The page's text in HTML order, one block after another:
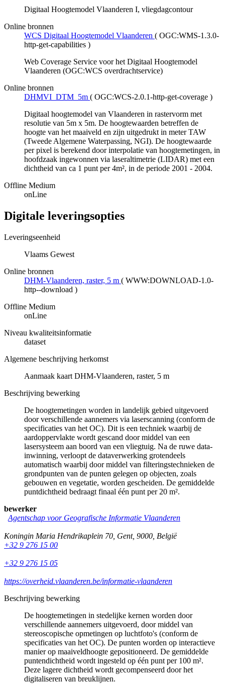
Digitaal Hoogtemodel Vlaanderen I, vliegdagcontour
Online bronnen
WCS Digitaal Hoogtemodel Vlaanderen ( OGC:WMS-1.3.0-
http-get-capabilities )
Web Coverage Service voor het Digitaal Hoogtemodel
Vlaanderen (OGC:WCS overdrachtservice)
Online bronnen
DHMVI_DTM_5m ( OGC:WCS-2.0.1-http-get-coverage )
Digitaal hoogtemodel van Vlaanderen in rastervorm met
resolutie van 5m x 5m. De hoogtewaarden betreffen de
hoogte van het maaiveld en zijn uitgedrukt in meter TAW
(Tweede Algemene Waterpassing, NGI). De hoogtewaarde
per pixel is berekend door interpolatie van hoogtemetingen, in
hoofdzaak ingewonnen via laseraltimetrie (LIDAR) met een
dichtheid van ca 1 punt per 4m², in de periode 2001 - 2004.
Offline Medium
onLine
Digitale leveringsopties
Leveringseenheid
Vlaams Gewest
Online bronnen
DHM-Vlaanderen, raster, 5 m ( WWW:DOWNLOAD-1.0-
http--download )
Offline Medium
onLine
Niveau kwaliteitsinformatie
dataset
Algemene beschrijving herkomst
Aanmaak kaart DHM-Vlaanderen, raster, 5 m
Beschrijving bewerking
De hoogtemetingen worden in landelijk gebied uitgevoerd
door verschillende aannemers via laserscanning (conform de
specificaties van het OC). Dit is een techniek waarbij de
aardoppervlakte wordt gescand door middel van een
lasersysteem aan boord van een vliegtuig. Na de ruwe data-
inwinning, verloopt de dataverwerking grotendeels
automatisch waarbij door middel van filteringstechnieken de
grondpunten van de punten gelegen op objecten, zoals
gebouwen en vegetatie, worden gescheiden. De gemiddelde
puntdichtheid bedraagt finaal één punt per 20 m².
bewerker
Agentschap voor Geografische Informatie Vlaanderen
Koningin Maria Hendrikaplein 70 Gent, 9000 België
+32 9 276 15 00
+32 9 276 15 05
https://overheid.vlaanderen.be/informatie-vlaanderen
Beschrijving bewerking
De hoogtemetingen in stedelijke kernen worden door
verschillende aannemers uitgevoerd, door middel van
stereoscopische opmetingen op luchtfoto's (conform de
specificaties van het OC). De punten worden op interactieve
manier op maaiveldhoogte gepositioneerd. De gemiddelde
puntendichtheid wordt ingesteld op één punt per 100 m².
Deze lagere dichtheid wordt gecompenseerd door het
digitaliseren van breuklijnen.